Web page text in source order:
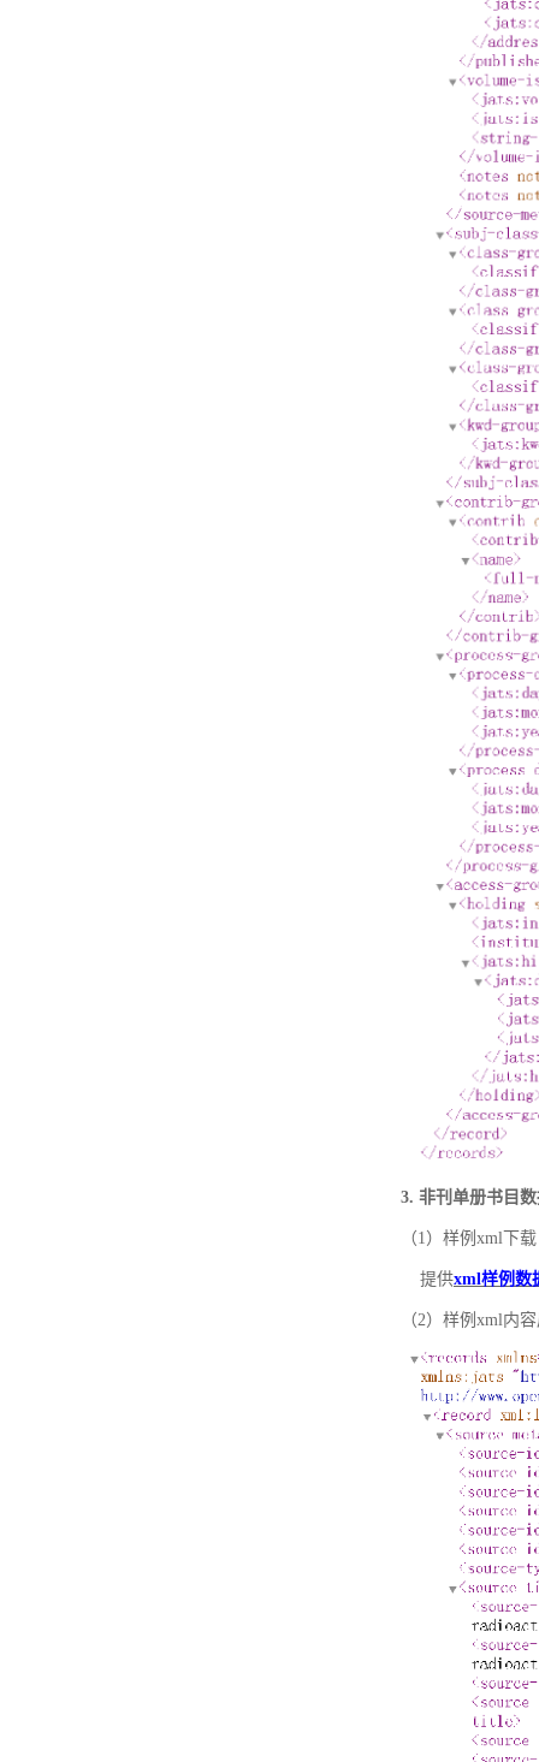
3. 非刊单册书目
（1）样例xml下载
提供xml样例数
（2）样例xml内